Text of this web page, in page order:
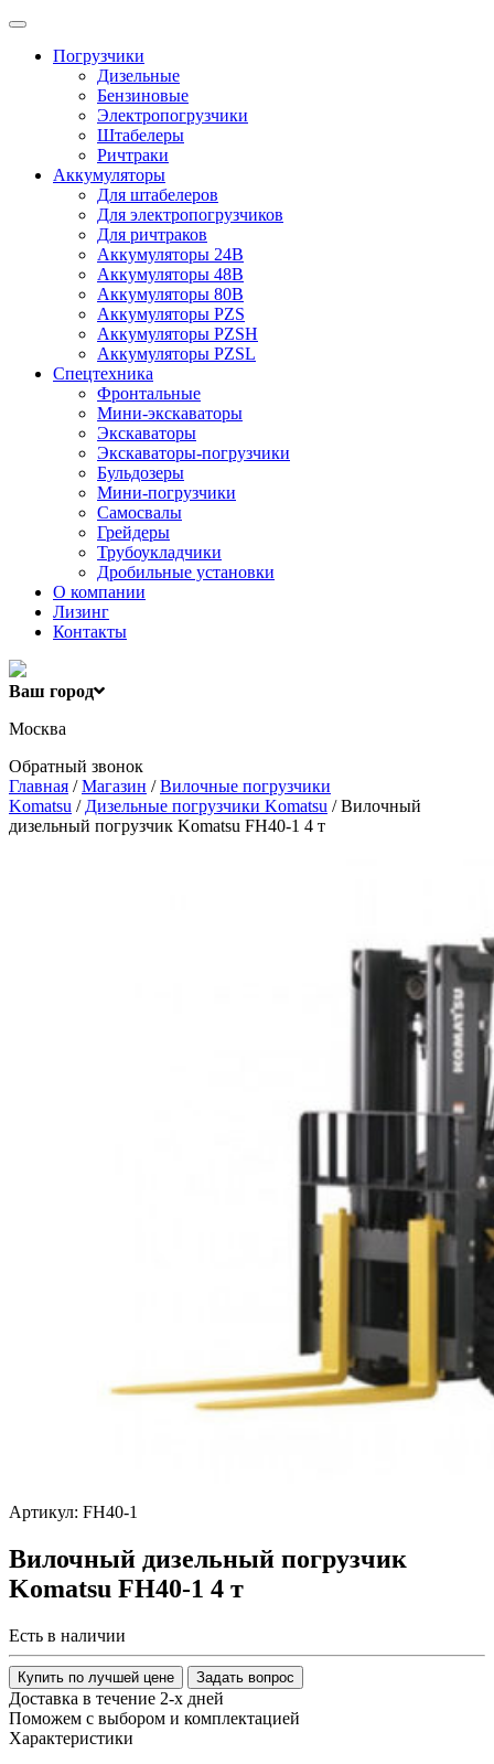
Погрузчики
Дизельные
Бензиновые
Электропогрузчики
Штабелеры
Ричтраки
Аккумуляторы
Для штабелеров
Для электропогрузчиков
Для ричтраков
Аккумуляторы 24В
Аккумуляторы 48В
Аккумуляторы 80В
Аккумуляторы PZS
Аккумуляторы PZSH
Аккумуляторы PZSL
Спецтехника
Фронтальные
Мини-экскаваторы
Экскаваторы
Экскаваторы-погрузчики
Бульдозеры
Мини-погрузчики
Самосвалы
Грейдеры
Трубоукладчики
Дробильные установки
О компании
Лизинг
Контакты
Ваш город
Москва
Обратный звонок
Главная /Магазин /Вилочные погрузчики
Komatsu / Дизельные погрузчики Komatsu / Вилочный
дизельный погрузчик Komatsu FH40-1 4 т
Артикул: FH40-1
Вилочный дизельный погрузчик
Komatsu FH40-1 4 т
Есть в наличии
Купить по лучшей цене Задать вопрос
Доставка в течение 2-х дней
Поможем с выбором и комплектацией
Характеристики